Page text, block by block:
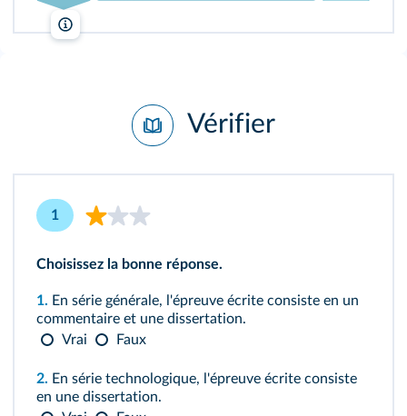
Vérifier
1
Choisissez la bonne réponse.
1. En série générale, l'épreuve écrite consiste en un
commentaire et une dissertation.
Vrai
Faux
2. En série technologique, l'épreuve écrite consiste
en une dissertation.